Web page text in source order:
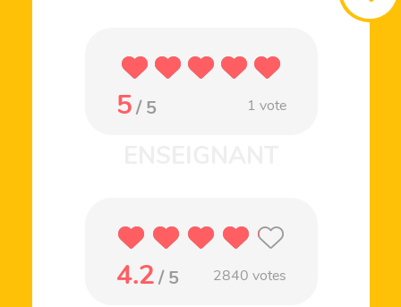
5/ 5 1 vote
4.2/ 5 2840 votes